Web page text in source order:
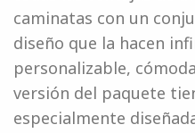
caminatas con un
diseño que la hacen
personalizable,
versión del paquete
especialmente